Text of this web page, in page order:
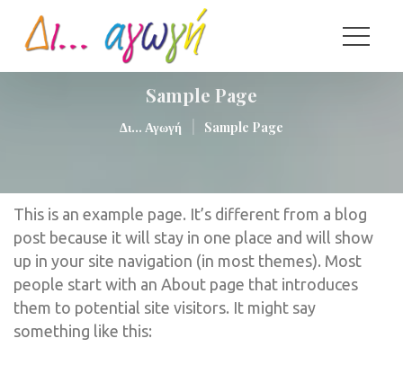
Sample Page
Δι... Αγωγή Sample Page
This is an example page. It’s different from a blog
post because it will stay in one place and will show
up in your site navigation (in most themes). Most
people start with an About page that introduces
them to potential site visitors. It might say
omething like this: